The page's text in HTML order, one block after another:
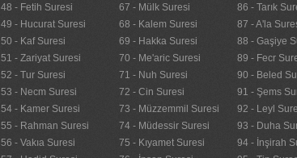
48 - Fetih Suresi
49 - Hucurat Suresi
50 - Kaf Suresi
51 - Zariyat Suresi
52 - Tur Suresi
53 - Necm Suresi
54 - Kamer Suresi
55 - Rahman Suresi
56 - Vakıa Suresi
67 - Mülk Suresi
68 - Kalem Suresi
69 - Hakka Suresi
70 - Me'aric Suresi
71 - Nuh Suresi
72 - Cin Suresi
73 - Müzzemmil Suresi
74 - Müdessir Suresi
75 - Kıyamet Suresi
86 - Tarık
87 - A'la
88 - Gaşiye
89 - Fecr
90 - Beled
91 - Şems
92 - Leyl
93 - Duha
94 - İnşirah